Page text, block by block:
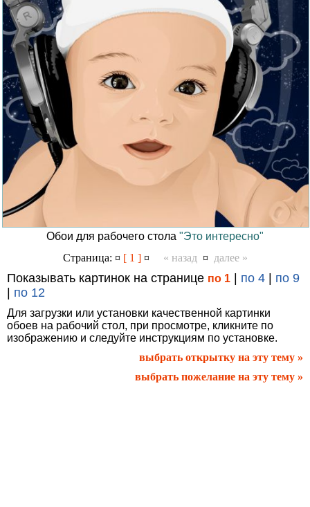
Обои для рабочего стола "Это интересно"
Страница: ¤ [ 1 ]¤ « назад ¤ далее »
Показывать картинок на странице по 1 по 4
по 9
по 12
Для загрузки или установки качественной картинки
обоев на рабочий стол, при просмотре, кликните по
изображению и следуйте инструкциям по установке.
выбрать открытку на эту тему »
выбрать пожелание на эту тему »